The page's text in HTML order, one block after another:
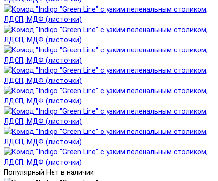
Популярный Нет в наличии